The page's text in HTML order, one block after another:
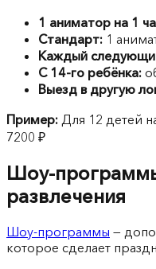
1 аниматор на 1
Стандарт: 1
Каждый
С 14-го ребёнка:
Выезд в другую
Пример: Для 12 детей
7200 ₽
Шоу-
развлечения
Шоу-программы —
которое сделает